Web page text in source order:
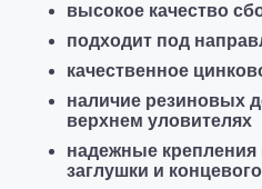
высокое качество
подходит под
качественное
наличие резиновых
верхнем уловителях
надежные
заглушки и